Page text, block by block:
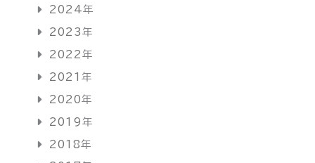
2024年
2023 年
2022 年
2021 年
2020年
2019 年
2018年